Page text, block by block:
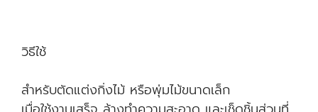
วิธีใช้
สำหรับตัดแต่งกิ่งไม้ หรือพุ่มไม้ขนาดเล็ก